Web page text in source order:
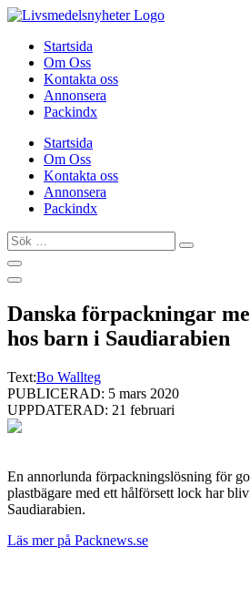
Hoppa
innehållStartsida
Om Oss
Kontakta oss
Annonsera
Packindx
Startsida
Om Oss
Kontakta oss
Annonsera
Packindx
Sök
…
Danska förpackningar
hos barn i Saudiarabien
Text:Bo Wallteg
PUBLICERAD: 5 mars 2020
UPPDATERAD: 21 februari
En annorlunda förpackningslösning för
plastbägare med ett hålförsett lock har
Saudiarabien.
Läs mer på Packnews.se